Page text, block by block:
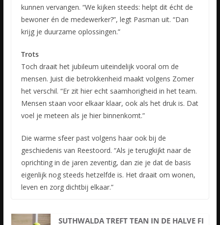
kunnen vervangen. “We kijken steeds: helpt dit écht de
bewoner én de medewerker?”, legt Pasman uit. “Dan
krijg je duurzame oplossingen.”
Trots
Toch draait het jubileum uiteindelijk vooral om de
mensen. Juist die betrokkenheid maakt volgens Zomer
het verschil. “Er zit hier echt saamhorigheid in het team.
Mensen staan voor elkaar klaar, ook als het druk is. Dat
voel je meteen als je hier binnenkomt.”
Die warme sfeer past volgens haar ook bij de
geschiedenis van Reestoord. “Als je terugkijkt naar de
oprichting in de jaren zeventig, dan zie je dat de basis
eigenlijk nog steeds hetzelfde is. Het draait om wonen,
leven en zorg dichtbij elkaar.”
SUTHWALDA TREFT TEAN IN DE HALVE FI